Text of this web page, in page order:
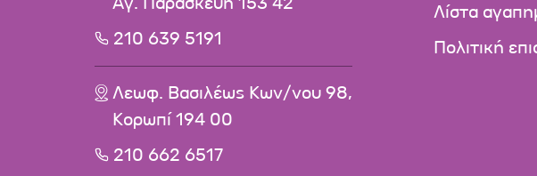
210 639 5191
Λεωφ. Βασιλέως Κων/νου 98,
Κορωπί 194 00
210 662 6517
Λίστα
Πολιτική